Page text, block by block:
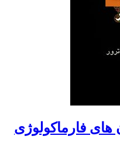
فارماکولوژی